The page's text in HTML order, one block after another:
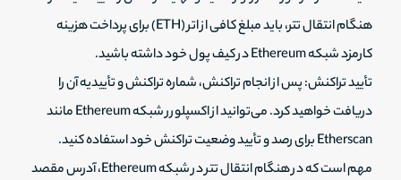
هنگام انتقال تتر، باید مبلغ کافی از اتر (ETH) برای پرداخت هزینه
کارمزد شبکه Ethereum در کیف پول خود داشته باشید.
تأیید تراکنش: پس از انجام تراکنش، شماره تراکنش و تأییدیه آن را
دریافت خواهید کرد. می‌توانید از اکسپلورر شبکه Ethereum مانند
Etherscan برای رصد و تأیید وضعیت تراکنش خود استفاده کنید.
مهم است که در هنگام انتقال تتر در شبکه Ethereum، آدرس مقصد